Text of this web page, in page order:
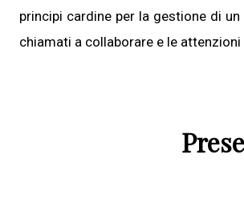
principi cardine per la gestione di
chiamati a collaborare e le